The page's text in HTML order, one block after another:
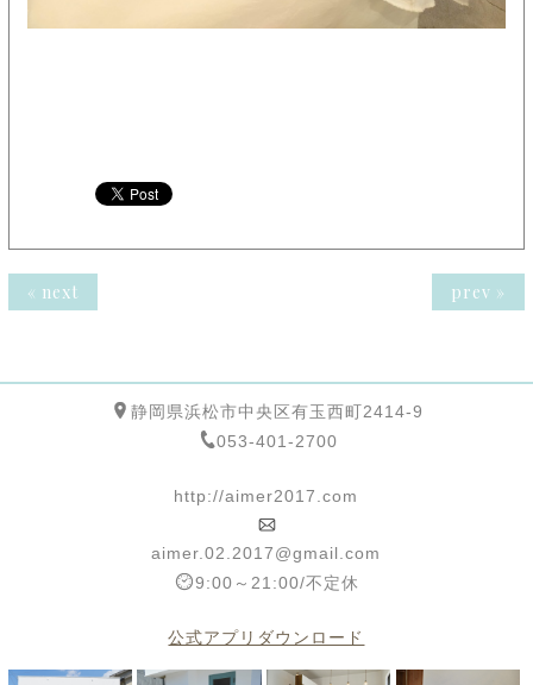
« next prev »
静岡県浜松市中央区有玉西町2414-9
053-401-2700
http://aimer2017.com
aimer.02.2017@gmail.com
9:00～21:00/不定休
公式アプリダウンロード